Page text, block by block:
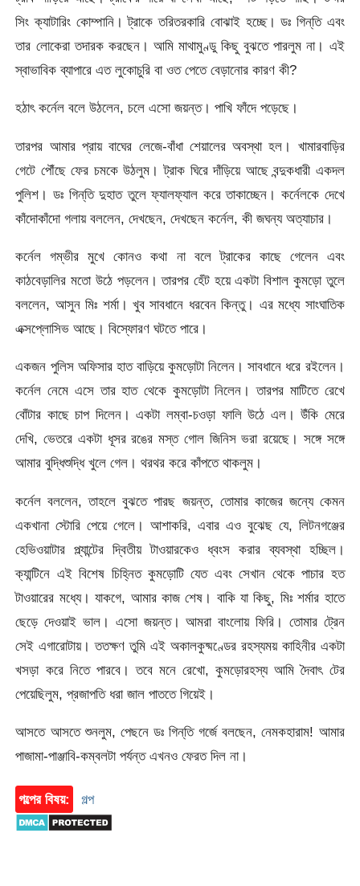
সিং ক্যাটারিং কোম্পানি। ট্রাকে তরিতরকারি বোঝাই হচ্ছে। ডঃ গিন্‌তি এবং
তার লোকেরা তদারক করছেন। আমি মাথামুণ্ডু কিছু বুঝতে পারলুম না। এই
স্বাভাবিক ব্যাপারে এত লুকোচুরি বা ওত পেতে বেড়ানোর কারণ কী?
হঠাৎ কর্নেল বলে উঠলেন, চলে এসো জয়ন্ত। পাখি ফাঁদে পড়েছে।
তারপর আমার প্রায় বাঘের লেজে-বাঁধা শেয়ালের অবস্থা হল। খামারবাড়ির
গেটে পৌঁছে ফের চমকে উঠলুম। ট্রাক ঘিরে দাঁড়িয়ে আছে বন্দুকধারী একদল
পুলিশ। ডঃ গিন্‌তি দুহাত তুলে ফ্যালফ্যাল করে তাকাচ্ছেন। কর্নেলকে দেখে
কাঁদোকাঁদো গলায় বললেন, দেখছেন, দেখছেন কর্নেল, কী জঘন্য অত্যাচার।
কর্নেল গম্ভীর মুখে কোনও কথা না বলে ট্রাকের কাছে গেলেন এবং
কাঠবেড়ালির মতো উঠে পড়লেন। তারপর হেঁট হয়ে একটা বিশাল কুমড়ো তুলে
বললেন, আসুন মিঃ শর্মা। খুব সাবধানে ধরবেন কিন্তু। এর মধ্যে সাংঘাতিক
এক্সপ্লোসিভ আছে। বিস্ফোরণ ঘটতে পারে।
একজন পুলিস অফিসার হাত বাড়িয়ে কুমড়োটা নিলেন। সাবধানে ধরে রইলেন।
কর্নেল নেমে এসে তার হাত থেকে কুমড়োটা নিলেন। তারপর মাটিতে রেখে
বোঁটার কাছে চাপ দিলেন। একটা লম্বা-চওড়া ফালি উঠে এল। উঁকি মেরে
দেখি, ভেতরে একটা ধূসর রঙের মস্ত গোল জিনিস ভরা রয়েছে। সঙ্গে সঙ্গে
আমার বুদ্ধিশুদ্ধি খুলে গেল। থরথর করে কাঁপতে থাকলুম।
কর্নেল বললেন, তাহলে বুঝতে পারছ জয়ন্ত, তোমার কাজের জন্যে কেমন
একখানা স্টোরি পেয়ে গেলে। আশাকরি, এবার এও বুঝেছ যে, লিটনগঞ্জের
হেভিওয়াটার প্ল্যান্টের দ্বিতীয় টাওয়ারকেও ধ্বংস করার ব্যবস্থা হচ্ছিল।
ক্যান্টিনে এই বিশেষ চিহ্নিত কুমড়োটি যেত এবং সেখান থেকে পাচার হত
টাওয়ারের মধ্যে। যাকগে, আমার কাজ শেষ। বাকি যা কিছু, মিঃ শর্মার হাতে
ছেড়ে দেওয়াই ভাল। এসো জয়ন্ত। আমরা বাংলোয় ফিরি। তোমার ট্রেন
সেই এগারোটায়। ততক্ষণ তুমি এই অকালকুষ্মণ্ডের রহস্যময় কাহিনীর একটা
খসড়া করে নিতে পারবে। তবে মনে রেখো, কুমড়োরহস্য আমি দৈবাৎ টের
পেয়েছিলুম, প্রজাপতি ধরা জাল পাততে গিয়েই।
আসতে আসতে শুনলুম, পেছনে ডঃ গিন্‌তি গর্জে বলছেন, নেমকহারাম! আমার
পাজামা-পাঞ্জাবি-কম্বলটা পর্যন্ত এখনও ফেরত দিল না।
গল্পের বিষয়: গল্প